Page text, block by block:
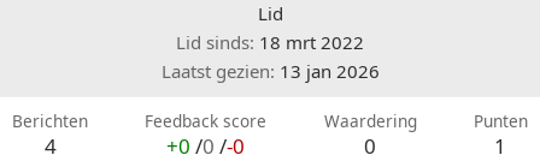
Lid
Lid sinds 18 mrt 2022
Laatst gezien 13 jan 2026
Berichten
4
Feedback score
+0 /0 /-0
Waardering
0
Punten
1